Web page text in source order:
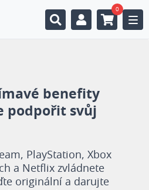
0
benefity
podpořit svůj
PlayStation, Xbox
a Netflix zvládnete
originální a darujte